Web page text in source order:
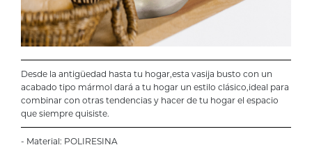
Desde la antigüedad hasta tu hogar,esta vasija busto con un
acabado tipo mármol dará a tu hogar un estilo clásico,ideal para
combinar con otras tendencias y hacer de tu hogar el espacio
que siempre quisiste.
- Material: POLIRESINA